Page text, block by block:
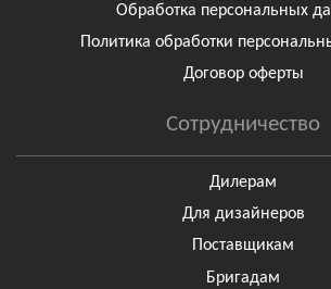
Обработка персональных
Политика обработки
Договор оферты
Сотрудничество
Дилерам
Для дизайнеров
Поставщикам
Бригадам